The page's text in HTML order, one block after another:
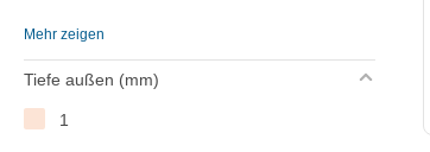
100
105
230
Mehr zeigen
Tiefe außen (mm)
1